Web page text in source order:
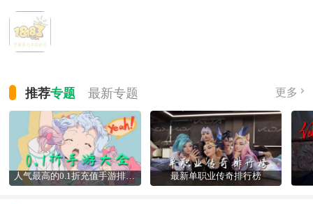
推荐专题 最新专题 更多
人气最高的0.1折充值手游排行榜 最新单职业传奇排行榜